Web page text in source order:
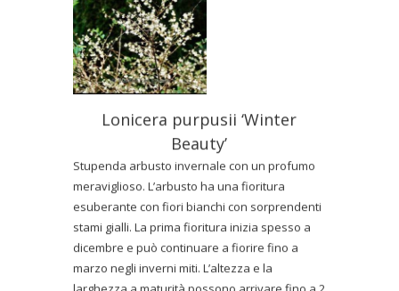
Lonicera purpusii ‘Winter
Beauty’
Stupenda arbusto invernale con un profumo
meraviglioso. L’arbusto ha una fioritura
esuberante con fiori bianchi con sorprendenti
stami gialli. La prima fioritura inizia spesso a
dicembre e può continuare a fiorire fino a
marzo negli inverni miti. L’altezza e la
larghezza a maturità possono arrivare fino a 2